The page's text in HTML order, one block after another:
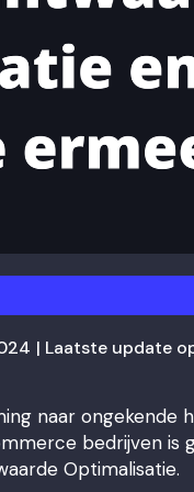
| Laatste update
naar ongekende
bedrijven is
Optimalisatie.